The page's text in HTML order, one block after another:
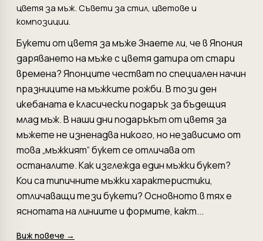
цветя за мъж. Съвети за стил, цветове и
композиции.
Букети от цветя за мъже Знаете ли, че в Япония
даряването на мъже с цветя датира от стари
времена? Японците честват по специален начин
празниците на мъжките рожби. В този ден
икебаната е класически подарък за бъдещия
млад мъж. В наши дни подаръкът от цветя за
мъжете не изненадва никого, но независимо от
това „мъжкият“ букет се отличава от
останалите. Как изглежда един мъжки букет?
Кои са типичните мъжки характеристики,
отличаващи тези букети? Основното в тях е
яснотата на линиите и формите, какт...
Виж повече →